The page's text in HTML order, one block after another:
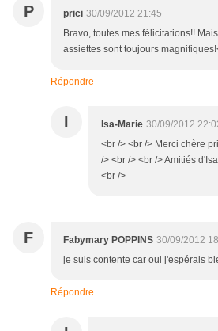
P prici 30/09/2012 21:45
Bravo, toutes mes félicitations!!
assiettes sont toujours
Répondre
I Isa-Marie 30/09/2012
<br /> <br /> Merci chère
/> <br /> <br /> Amitiés
<br />
F Fabymary POPPINS 30/09/2012
je suis contente car oui j'espérais
Répondre